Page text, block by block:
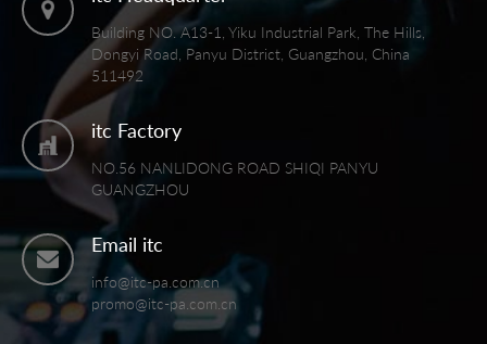
Building NO. A13-1, Yiku Industrial Park, The Hills,
Dongyi Road, Panyu District, Guangzhou, China
511492
itc Factory
NO.56 NANLIDONG ROAD SHIQI PANYU
GUANGZHOU
Email itc
info@itc-pa.com.cn
promo@itc-pa.com.cn